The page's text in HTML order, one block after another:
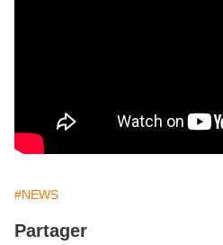
#NEWS
Partager